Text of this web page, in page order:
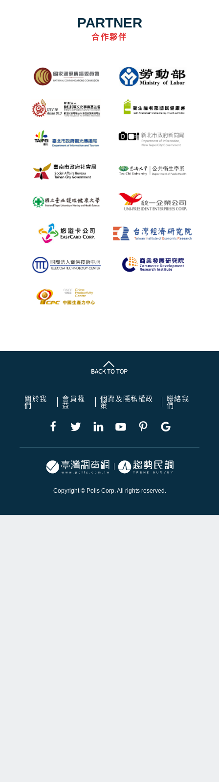
PARTNER
合作夥伴
關於我
們
會員權
益
個資及隱私權政
策
聯絡我
們
Copyright © Polls Corp. All rights reserved.